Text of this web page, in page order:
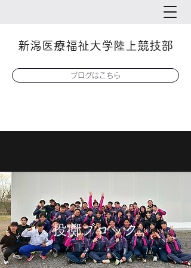
新潟医療福祉大学陸上競技部
ブログはこちら
​​投擲ブロック